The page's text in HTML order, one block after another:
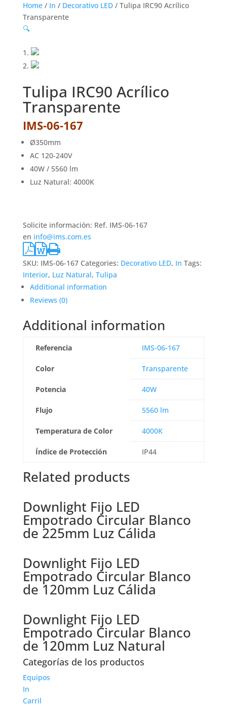
Home/ In / Decorativo LED/ Tulipa IRC90 Acrílico
Transparente
🔍
Tulipa IRC90 Acrílico
Transparente
IMS-06-167
Ø350mm
AC 120-240V
40W / 5560 lm
Luz Natural: 4000K
Solicite información: Ref. IMS-06-167
en info@ims.com.es
SKU: IMS-06-167 Categories: Decorativo LED, In Tags:
Interior, Luz Natural, Tulipa
Additional information
Reviews (0)
Additional information
Referencia IMS-06-167
Color Transparente
Potencia 40W
Flujo 5560 lm
Temperatura de Color 4000K
Índice de Protección IP44
Related products
Downlight Fijo LED
Empotrado Circular Blanco
de 225mm Luz Cálida
Downlight Fijo LED
Empotrado Circular Blanco
de 120mm Luz Cálida
Downlight Fijo LED
Empotrado Circular Blanco
de 120mm Luz Natural
Categorías de los productos
Equipos
In
Carril